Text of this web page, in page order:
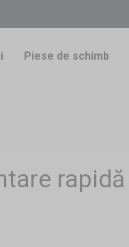
Piese de schimb
rapidă